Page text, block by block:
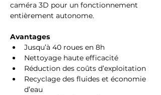
caméra 3D pour un fonctionnement
entièrement autonome.
Avantages
Jusqu’à 40 roues en 8h
Nettoyage haute efficacité
Réduction des coûts d’exploitation
Recyclage des fluides et économie
d’eau